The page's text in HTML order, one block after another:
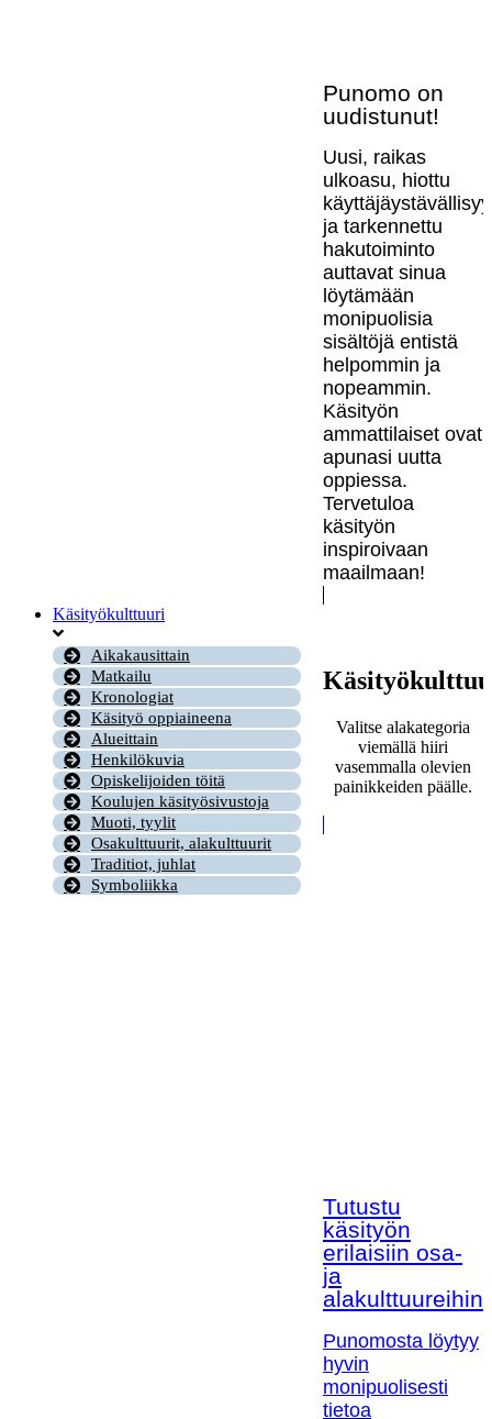
Punomo on
uudistunut!
Uusi, raikas
ulkoasu, hiottu
ja tarkennettu
hakutoiminto
auttavat sinua
löytämään
monipuolisia
sisältöjä entistä
helpommin ja
nopeammin.
Käsityön
ammattilaiset ovat
apunasi uutta
oppiessa.
Tervetuloa
käsityön
inspiroivaan
maailmaan!
Käsityökulttuuri
Aikakausittain
Matkailu
Kronologiat
Käsityö oppiaineena
Alueittain
Henkilökuvia
Opiskelijoiden töitä
Koulujen käsityösivustoja
Muoti, tyylit
Osakulttuurit, alakulttuurit
Traditiot, juhlat
Symboliikka
Valitse alakategoria
viemällä hiiri
vasemmalla olevien
painikkeiden päälle.
Tutustu
käsityön
erilaisiin osa-
ja
alakulttuureihin!
Punomosta löytyy
hyvin
monipuolisesti
tietoa